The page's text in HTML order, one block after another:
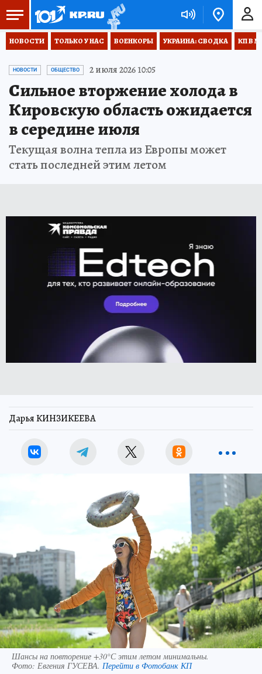
НОВОСТИ ТОЛЬКО У НАС ВОЕНКОРЫ УКРАИНА: СВОДКА КП В
НОВОСТИ ОБЩЕСТВО 2 июля 2026 10:05
Сильное вторжение холода в
Кировскую область ожидается
в середине июля
Текущая волна тепла из Европы может
стать последней этим летом
Дарья КИНЗИКЕЕВА
Шансы на повторение +30°С этим летом минимальны.
Фото: Евгения ГУСЕВА. Перейти в Фотобанк КП